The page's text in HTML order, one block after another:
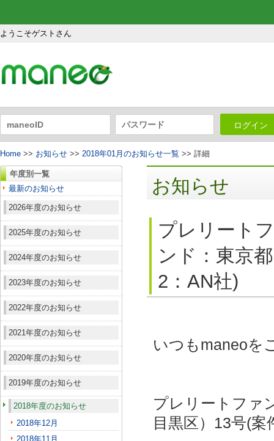
ようこそゲストさん
ログイン
Home >> お知らせ >> 2018年01月のお知らせ一覧 >> 詳細
年度別一覧
最新のお知らせ
2026年度のお知らせ
2025年度のお知らせ
2024年度のお知らせ
2023年度のお知らせ
2022年度のお知らせ
2021年度のお知らせ
2020年度のお知らせ
2019年度のお知らせ
2018年度のお知らせ
2018年12月
2018年11月
お知らせ
プレリート
ンド：東京
2：AN社)
いつもmaneoを
プレリートファ
目黒区）13号(